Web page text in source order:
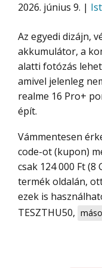
2026. június 9. |
Az egyedi dizájn,
akkumulátor, a
alatti fotózás
amivel jelenleg
realme 16 Pro+
épít.
Vámmentesen érkezik ingyen szállítással és promo
code-ot (kupon)
csak 124 000 Ft (8
termék oldalán,
ezek is
TESZTHU50,